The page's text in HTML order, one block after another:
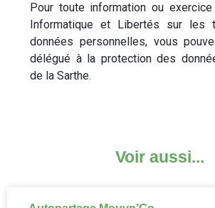
Pour toute information ou
Informatique et Libertés sur les
données personnelles, vous
délégué à la protection des
de la Sarthe.
Voir aussi...